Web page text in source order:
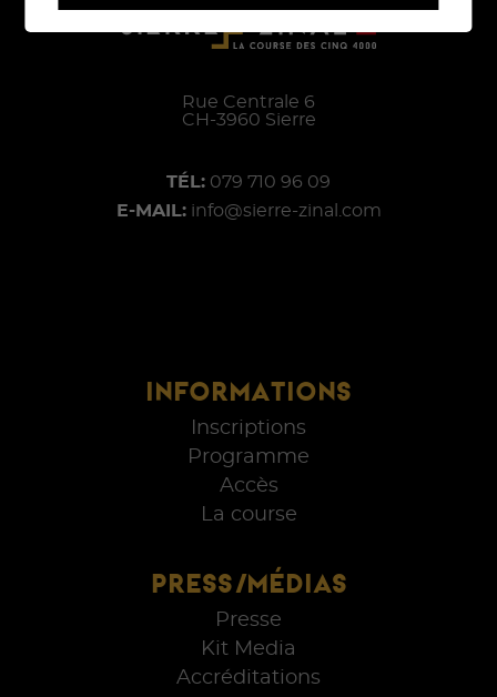
INFORMATIONS
Inscriptions
Programme
Accès
La course
PRESS/MÉDIAS
Presse
Kit Media
Accréditations
Rue Centrale 6
CH-3960 Sierre
TÉL: 079 710 96 09
E-MAIL: info@sierre-zinal.com